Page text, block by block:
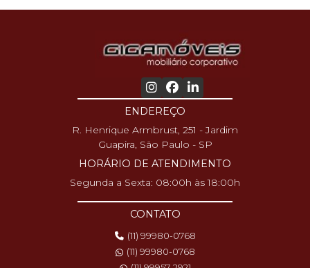
ENDEREÇO
R. Henrique Armbrust, 251 - Jardim
Guapira, São Paulo - SP
HORÁRIO DE ATENDIMENTO
Segunda a Sexta: 08:00h às 18:00h
CONTATO
(11) 99980-0768
(11) 99980-0768